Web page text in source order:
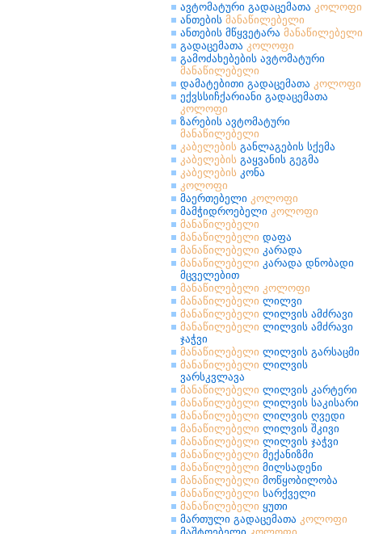
ავტომატური გადაცემათა კოლოფი
ანთების მანაწილებელი
ანთების მწყვეტარა მანაწილებელი
გადაცემათა კოლოფი
გამოძახებების ავტომატური
მანაწილებელი
დამატებითი გადაცემათა კოლოფი
ექვსსიჩქარიანი გადაცემათა
კოლოფი
ზარების ავტომატური
მანაწილებელი
კაბელების განლაგების სქემა
კაბელების გაყვანის გეგმა
კაბელების კონა
კოლოფი
მაერთებელი კოლოფი
მამჭიდროებელი კოლოფი
მანაწილებელი
მანაწილებელი დაფა
მანაწილებელი კარადა
მანაწილებელი კარადა დნობადი
მცველებით
მანაწილებელი კოლოფი
მანაწილებელი ლილვი
მანაწილებელი ლილვის ამძრავი
მანაწილებელი ლილვის ამძრავი
ჯაჭვი
მანაწილებელი ლილვის გარსაცმი
მანაწილებელი ლილვის
ვარსკვლავა
მანაწილებელი ლილვის კარტერი
მანაწილებელი ლილვის საკისარი
მანაწილებელი ლილვის ღვედი
მანაწილებელი ლილვის შკივი
მანაწილებელი ლილვის ჯაჭვი
მანაწილებელი მექანიზმი
მანაწილებელი მილსადენი
მანაწილებელი მოწყობილობა
მანაწილებელი სარქველი
მანაწილებელი ყუთი
მართული გადაცემათა კოლოფი